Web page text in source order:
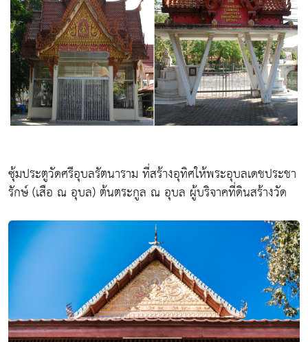
ซุ้มประตูวัดศรีอุบลรัตนาราม ที่สร้างอุทิศให้พระอุบลเดชประชา
รักษ์ (เสือ ณ อุบล) ต้นตระกูล ณ อุบล ผู้บริจาคที่ดินสร้างวัด